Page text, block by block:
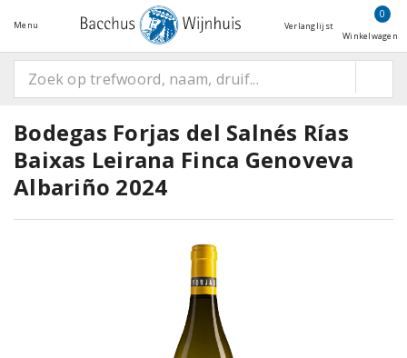
Menu Verlanglijst
0
Winkelwagen
Bodegas Forjas del Salnés Rías
Baixas Leirana Finca Genoveva
Albariño 2024